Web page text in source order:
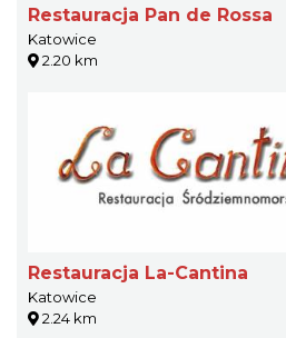
Restauracja Pan de Rossa
Katowice
2.20 km
Restauracja La-Cantina
Katowice
2.24 km